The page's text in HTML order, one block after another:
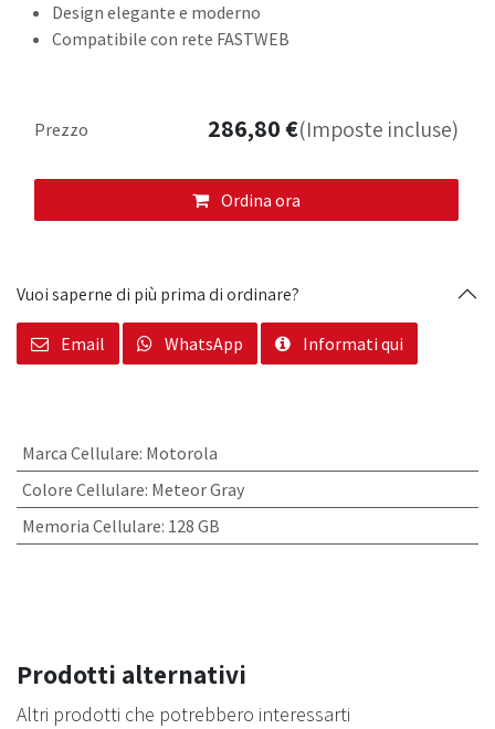
Design elegante e moderno
Compatibile con rete FASTWEB
Ordina ora
Prezzo 286,80€(Imposte incluse)
Vuoi saperne di più prima di ordinare?
Email WhatsApp Informati qui
Marca Cellulare: Motorola
Colore Cellulare: Meteor Gray
Memoria Cellulare: 128 GB
Prodotti alternativi
Altri prodotti che potrebbero interessarti